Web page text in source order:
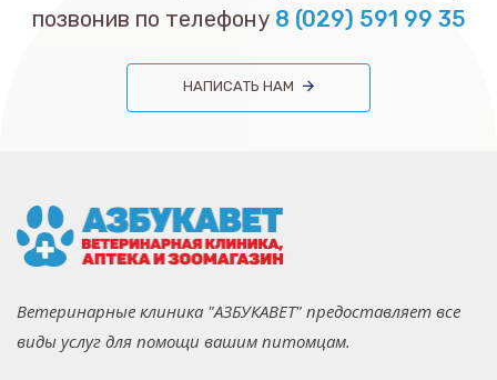
позвонив по телефону 8 (029) 591 99 35
НАПИСАТЬ НАМ
Ветеринарные клиника "АЗБУКАВЕТ" предоставляет все
виды услуг для помощи вашим питомцам.